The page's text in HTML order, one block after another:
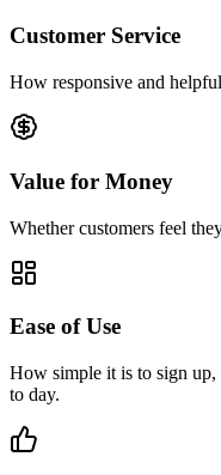
Customer Service
How responsive and
Value for Money
Whether customers feel
Ease of Use
How simple it is to sign up,
to day.